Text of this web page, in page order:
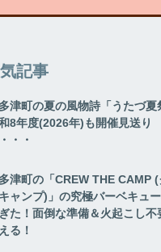
記事
津町の夏の風物詩「うたづ夏
8年度(2026年)も開催見送り
・・
津町の「CREW THE CAMP
ャンプ)」の究極バーベキュ
た！面倒な準備＆火起こし不
る！